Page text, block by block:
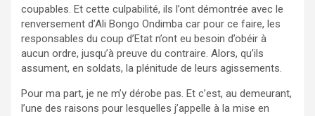
coupables. Et cette culpabilité, ils l’ont démontrée avec le
renversement d’Ali Bongo Ondimba car pour ce faire, les
responsables du coup d’Etat n’ont eu besoin d’obéir à
aucun ordre, jusqu’à preuve du contraire. Alors, qu’ils
assument, en soldats, la plénitude de leurs agissements.
Pour ma part, je ne m’y dérobe pas. Et c’est, au demeurant,
l’une des raisons pour lesquelles j’appelle à la mise en